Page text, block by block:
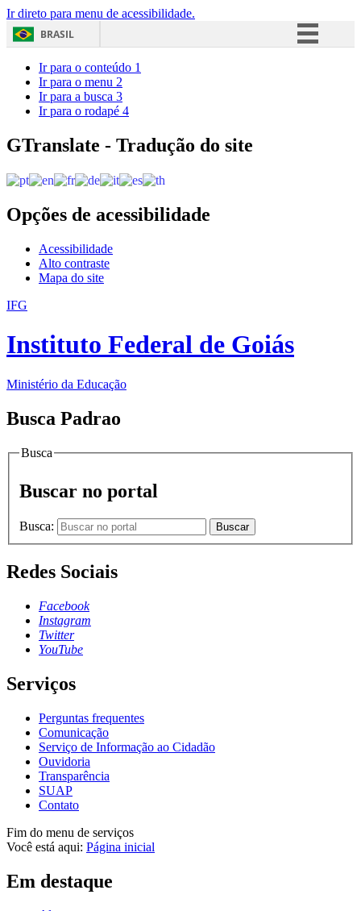
Ir direto para menu de acessibilidade.
BRASIL
Acesso à informação
Ir para o conteúdo 1
Ir para o menu 2
Ir para a busca 3
Ir para o rodapé 4
GTranslate - Tradução do site
Opções de acessibilidade
Acessibilidade
Alto contraste
Mapa do site
IFG
Instituto Federal de Goiás
Ministério da Educação
Busca Padrao
Busca
Buscar no portal
Busca: Buscar
Redes Sociais
Facebook
Instagram
Twitter
YouTube
Serviços
Perguntas frequentes
Comunicação
Serviço de Informação ao Cidadão
Ouvidoria
Transparência
SUAP
Contato
Fim do menu de serviços
Você está aqui: Página inicial
Em destaque